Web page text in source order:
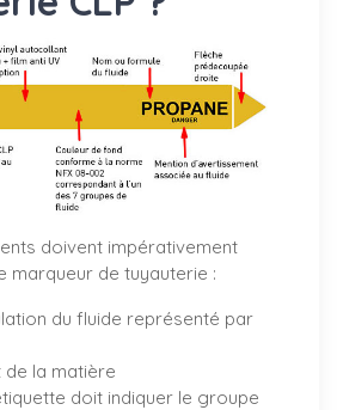
doivent impérativement
marqueur de tuyauterie :
du fluide représenté par
de la matière
doit indiquer le groupe